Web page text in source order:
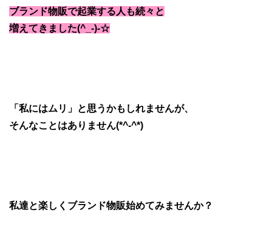
ブランド物販で起業する人も続々と
増えてきました(^_-)-☆
「私にはムリ」と思うかもしれませんが、
そんなことはありません(*^-^*)
私達と楽しくブランド物販始めてみませんか？